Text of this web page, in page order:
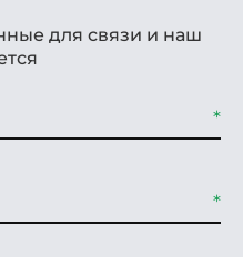
для связи и наш